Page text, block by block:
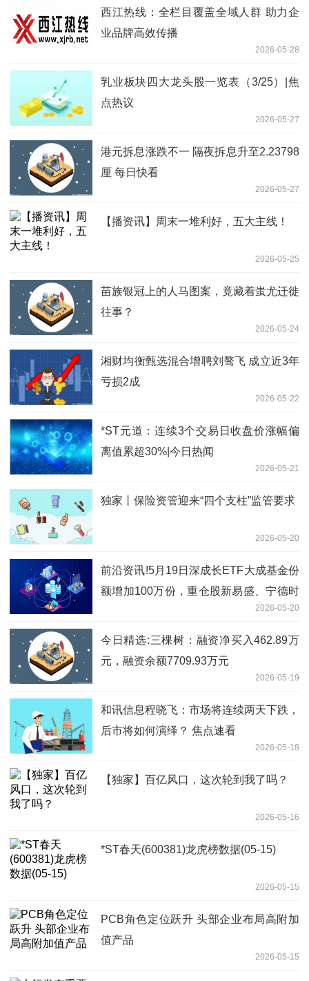
西江热线：全栏目覆盖全域人群 助力企
业品牌高效传播
2026-05-28
乳业板块四大龙头股一览表（3/25）|焦
点热议
2026-05-27
港元拆息涨跌不一 隔夜拆息升至2.23798
厘 每日快看
2026-05-27
【播资讯】周末一堆利好，五大主线！
2026-05-25
苗族银冠上的人马图案，竟藏着蚩尤迁徙
往事？
2026-05-24
湘财均衡甄选混合增聘刘骜飞 成立近3年
亏损2成
2026-05-22
*ST元道：连续3个交易日收盘价涨幅偏
离值累超30%|今日热闻
2026-05-21
独家丨保险资管迎来“四个支柱”监管要求
2026-05-20
前沿资讯!5月19日深成长ETF大成基金份
额增加100万份，重仓股新易盛、宁德时
2026-05-20
今日精选:三棵树：融资净买入462.89万
元，融资余额7709.93万元
2026-05-19
和讯信息程晓飞：市场将连续两天下跌，
后市将如何演绎？ 焦点速看
2026-05-18
【独家】百亿风口，这次轮到我了吗？
2026-05-16
*ST春天(600381)龙虎榜数据(05-15)
2026-05-15
PCB角色定位跃升 头部企业布局高附加
值产品
2026-05-15